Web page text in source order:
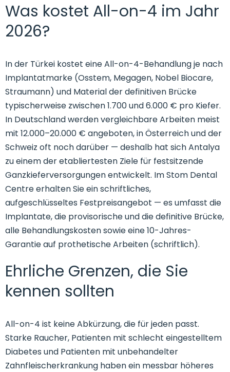
Was kostet All-on-4 im Jahr
2026?
In der Türkei kostet eine All-on-4-Behandlung je nach
Implantatmarke (Osstem, Megagen, Nobel Biocare,
Straumann) und Material der definitiven Brücke
typischerweise zwischen 1.700 und 6.000 € pro Kiefer.
In Deutschland werden vergleichbare Arbeiten meist
mit 12.000–20.000 € angeboten, in Österreich und der
Schweiz oft noch darüber — deshalb hat sich Antalya
zu einem der etabliertesten Ziele für festsitzende
Ganzkieferversorgungen entwickelt. Im Stom Dental
Centre erhalten Sie ein schriftliches,
aufgeschlüsseltes Festpreisangebot — es umfasst die
Implantate, die provisorische und die definitive Brücke,
alle Behandlungskosten sowie eine 10-Jahres-
Garantie auf prothetische Arbeiten (schriftlich).
Ehrliche Grenzen, die Sie
kennen sollten
All-on-4 ist keine Abkürzung, die für jeden passt.
Starke Raucher, Patienten mit schlecht eingestelltem
Diabetes und Patienten mit unbehandelter
Zahnfleischerkrankung haben ein messbar höheres